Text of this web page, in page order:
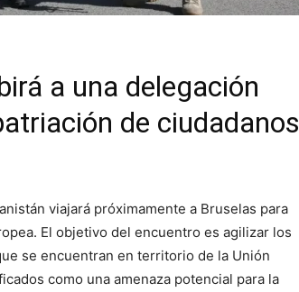
a una delegación
de ciudadanos
viajará próximamente a Bruselas para
El objetivo del encuentro es agilizar los
se encuentran en territorio de la Unión
como una amenaza potencial para la